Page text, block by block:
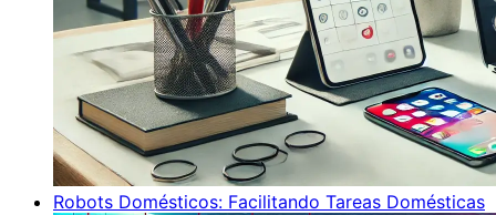
Robots Domésticos: Facilitando Tareas Domésticas